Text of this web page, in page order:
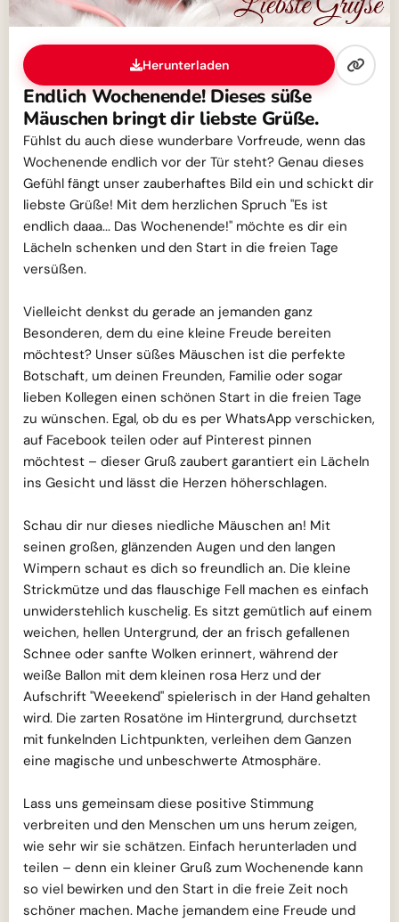
Herunterladen
Endlich Wochenende! Dieses süße
Mäuschen bringt dir liebste Grüße.
Fühlst du auch diese wunderbare Vorfreude, wenn das
Wochenende endlich vor der Tür steht? Genau dieses
Gefühl fängt unser zauberhaftes Bild ein und schickt dir
liebste Grüße! Mit dem herzlichen Spruch "Es ist
endlich daaa... Das Wochenende!" möchte es dir ein
Lächeln schenken und den Start in die freien Tage
versüßen.
Vielleicht denkst du gerade an jemanden ganz
Besonderen, dem du eine kleine Freude bereiten
möchtest? Unser süßes Mäuschen ist die perfekte
Botschaft, um deinen Freunden, Familie oder sogar
lieben Kollegen einen schönen Start in die freien Tage
zu wünschen. Egal, ob du es per WhatsApp verschicken,
auf Facebook teilen oder auf Pinterest pinnen
möchtest – dieser Gruß zaubert garantiert ein Lächeln
ins Gesicht und lässt die Herzen höherschlagen.
Schau dir nur dieses niedliche Mäuschen an! Mit
seinen großen, glänzenden Augen und den langen
Wimpern schaut es dich so freundlich an. Die kleine
Strickmütze und das flauschige Fell machen es einfach
unwiderstehlich kuschelig. Es sitzt gemütlich auf einem
weichen, hellen Untergrund, der an frisch gefallenen
Schnee oder sanfte Wolken erinnert, während der
weiße Ballon mit dem kleinen rosa Herz und der
Aufschrift "Weeekend" spielerisch in der Hand gehalten
wird. Die zarten Rosatöne im Hintergrund, durchsetzt
mit funkelnden Lichtpunkten, verleihen dem Ganzen
eine magische und unbeschwerte Atmosphäre.
Lass uns gemeinsam diese positive Stimmung
verbreiten und den Menschen um uns herum zeigen,
wie sehr wir sie schätzen. Einfach herunterladen und
teilen – denn ein kleiner Gruß zum Wochenende kann
so viel bewirken und den Start in die freie Zeit noch
schöner machen. Mache jemandem eine Freude und